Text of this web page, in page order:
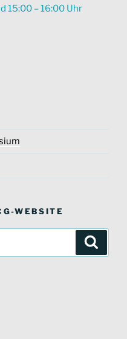
15:00 – 16:00 Uhr
WEBSITE